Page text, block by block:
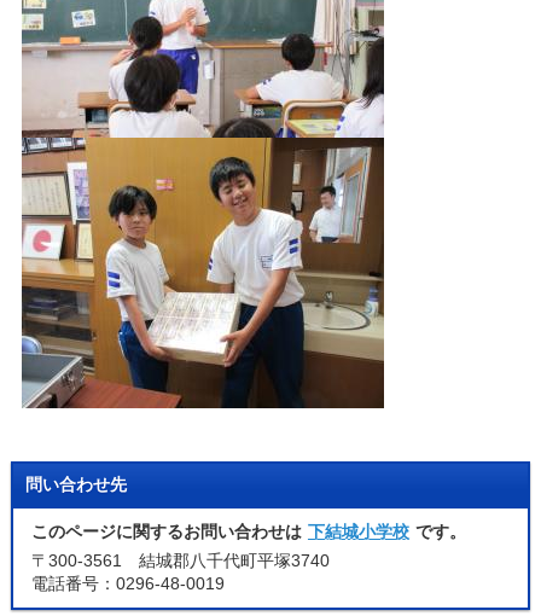
問い合わせ先
このページに関するお問い合わせは 下結城小学校 です。
〒300-3561 結城郡八千代町平塚3740
電話番号：0296-48-0019